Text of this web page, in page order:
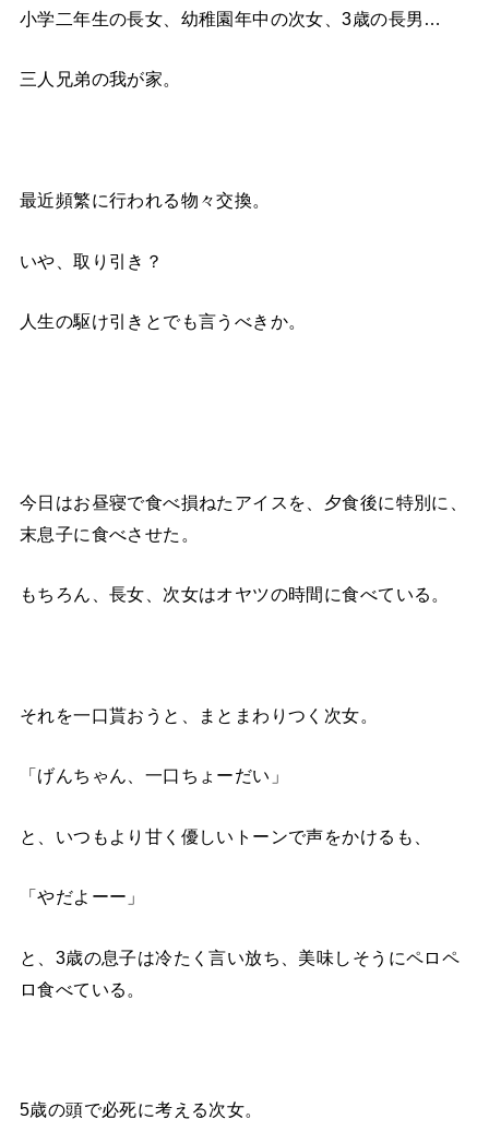
小学二年生の長女、幼稚園年中の次女、3歳の長男…
三人兄弟の我が家。
最近頻繁に行われる物々交換。
いや、取り引き？
人生の駆け引きとでも言うべきか。
今日はお昼寝で食べ損ねたアイスを、夕食後に特別に、
末息子に食べさせた。
もちろん、長女、次女はオヤツの時間に食べている。
それを一口貰おうと、まとまわりつく次女。
「げんちゃん、一口ちょーだい」
と、いつもより甘く優しいトーンで声をかけるも、
「やだよーー」
と、3歳の息子は冷たく言い放ち、美味しそうにペロペ
ロ食べている。
5歳の頭で必死に考える次女。